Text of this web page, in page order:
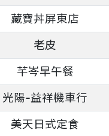
藏寶丼屏東店
老皮
芊岑早午餐
光陽-益祥機車行
美天日式定食